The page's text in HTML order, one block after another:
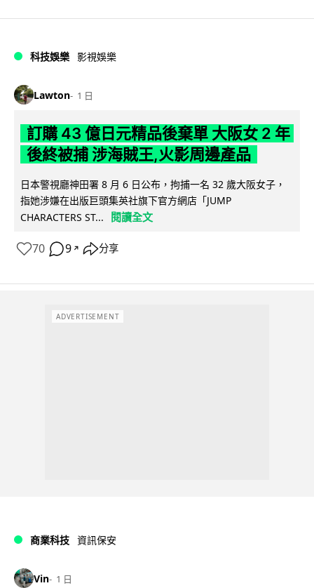
科技娛樂 影視娛樂
Lawton 1 日
訂購 43 億日元精品後棄單 大阪女 2 年
後終被捕 涉海賊王,火影周邊產品
日本警視廳神田署 8 月 6 日公布，拘捕一名 32 歲大阪女子，
指她涉嫌在出版巨頭集英社旗下官方網店「JUMP
CHARACTERS ST...
閱讀全文
70 9 ↗ 分享
ADVERTISEMENT
商業科技 資訊保安
Vin 1 日